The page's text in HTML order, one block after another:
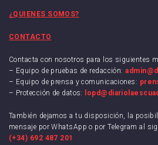
¿QUIENES SOMOS?
CONTACTO
Contacta con nosotros para los siguientes
– Equipo de pruebas de redacción:
– Equipo de prensa y comunicaciones:
– Protección de datos:
También dejamos a tu disposición, la
mensaje por WhatsApp o por Telegram al
(+34) 692 487 201